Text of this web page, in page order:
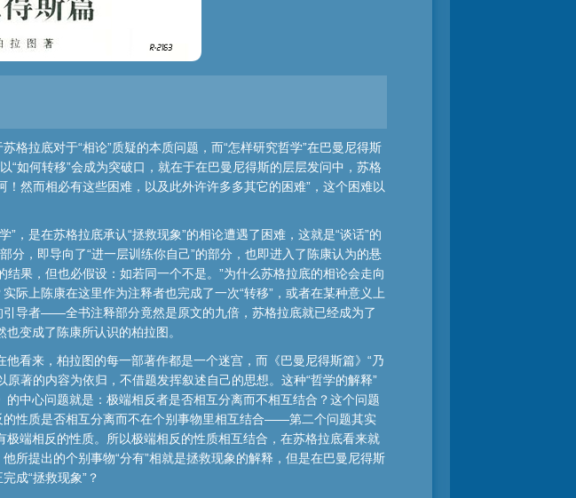
格拉底对于“相论”质疑的本质问题，而“怎样研究哲学”在巴曼尼得斯
“如何转移”会成为突破口，就在于在巴曼尼得斯的层层发问中，苏格
然而相必有这些困难，以及此外许许多多其它的困难”，这个困难以
，是在苏格拉底承认“拯救现象”的相论遭遇了困难，这就是“谈话”的
分，即导向了“进一层训练你自己”的部分，也即进入了陈康认为的悬
果，但也必假设：如若同一个不是。”为什么苏格拉底的相论会走向
际上陈康在这里作为注释者也完成了一次“转移”，或者在某种意义上
引导者——全书注释部分竟然是原文的九倍，苏格拉底就已经成为了
变成了陈康所认识的柏拉图。
看来，柏拉图的每一部著作都是一个迷宫，而《巴曼尼得斯篇》“乃
著的内容为依归，不借题发挥叙述自己的思想。这种“哲学的解释”
中心问题就是：极端相反者是否相互分离而不相互结合？这个问题
的性质是否相互分离而不在个别事物里相互结合——第二个问题其实
端相反的性质。所以极端相反的性质相互结合，在苏格拉底看来就
所提出的个别事物“分有”相就是拯救现象的解释，但是在巴曼尼得斯
成“拯救现象”？